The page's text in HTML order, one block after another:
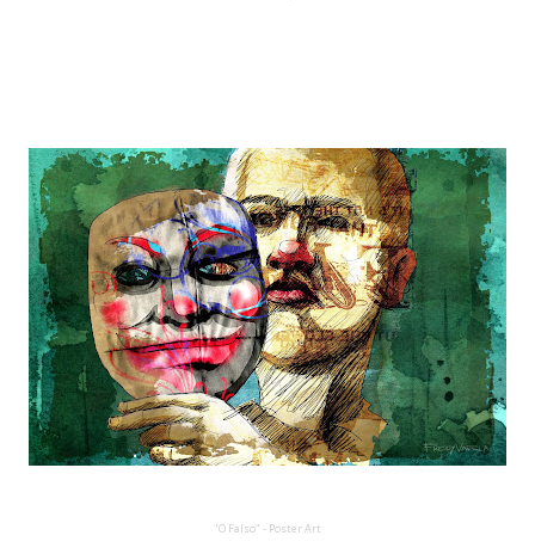
"O Falso" - Poster Art